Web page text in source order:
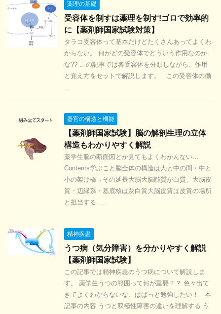
薬理の基礎
受容体を制すは薬理を制す!ゴロで効率的
に【薬剤師国家試験対策】
タラコ受容体って基本だけどたくさんあってよくわ
からない。 何がどの受容体でどういう作用なのか
な?? この記事では各受容体を分類しながら、作用
と覚え方をセットで解説します。 この受容体の働
...
器官の構造と機能
【薬剤師国家試験】脳の解剖生理の立体
構造もわかりやすく解説
薬学生脳の断面図とか見てもよくわかんない…
Contents学ぶこと脳全体の構造は大と中の間・中と
小の架け橋→その延長大脳大脳髄質が白質、大脳皮
質・辺縁系・基底核は灰白質大脳皮質は皮質の場所
と担当する ...
精神疾患
うつ病（気分障害）を分かりやすく解説
【薬剤師国家試験】
この記事では精神疾患のうつ病について解説しま
す。 薬学生うつの範囲って何が重要？？ 色々出て
きてよくわからないな、ぱぱっと勉強したい！ 本
記事の内容 うつと双極性障害の違いを理解する う